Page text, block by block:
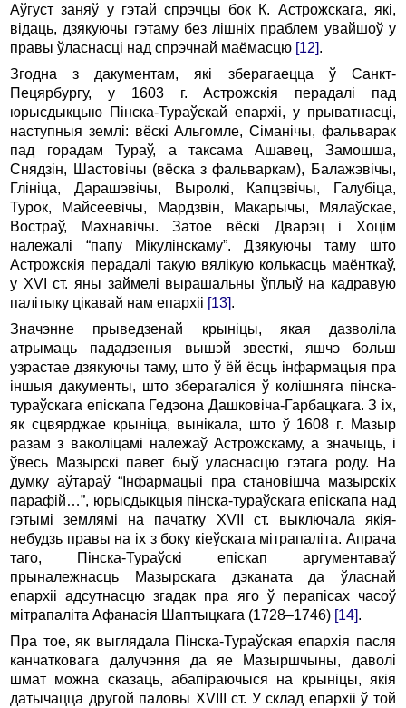
Аўгуст заняў у гэтай спрэчцы бок К. Астрожскага, які,
відаць, дзякуючы гэтаму без лішніх праблем увайшоў у
правы ўласнасці над спрэчнай маёмасцю [12].
Згодна з дакументам, які зберагаецца ў Санкт-
Пецярбургу, у 1603 г. Астрожскія перадалі пад
юрысдыкцыю Пінска-Тураўскай епархіі, у прыватнасці,
наступныя землі: вёскі Альгомле, Сіманічы, фальварак
пад горадам Тураў, а таксама Ашавец, Замошша,
Снядзін, Шастовічы (вёска з фальваркам), Балажэвічы,
Глініца, Дарашэвічы, Выролкі, Капцэвічы, Галубіца,
Турок, Майсеевічы, Мардзвін, Макарычы, Мялаўскае,
Востраў, Махнавічы. Затое вёскі Дварэц і Хоцім
належалі “папу Мікулінскаму”. Дзякуючы таму што
Астрожскія перадалі такую вялікую колькасць маёнткаў,
у XVI ст. яны займелі вырашальны ўплыў на кадравую
палітыку цікавай нам епархіі [13].
Значэнне прыведзенай крыніцы, якая дазволіла
атрымаць пададзеныя вышэй звесткі, яшчэ больш
узрастае дзякуючы таму, што ў ёй ёсць інфармацыя пра
іншыя дакументы, што зберагаліся ў колішняга пінска-
тураўскага епіскапа Гедэона Дашковіча-Гарбацкага. З іх,
як сцвярджае крыніца, вынікала, што ў 1608 г. Мазыр
разам з ваколіцамі належаў Астрожскаму, а значыць, і
ўвесь Мазырскі павет быў уласнасцю гэтага роду. На
думку аўтараў “Інфармацыі пра становішча мазырскіх
парафій…”, юрысдыкцыя пінска-тураўскага епіскапа над
гэтымі землямі на пачатку XVII ст. выключала якія-
небудзь правы на іх з боку кіеўскага мітрапаліта. Апрача
таго, Пінска-Тураўскі епіскап аргументаваў
прыналежнасць Мазырскага дэканата да ўласнай
епархіі адсутнасцю згадак пра яго ў перапісах часоў
мітрапаліта Афанасія Шаптыцкага (1728–1746) [14].
Пра тое, як выглядала Пінска-Тураўская епархія пасля
канчатковага далучэння да яе Мазыршчыны, даволі
шмат можна сказаць, абапіраючыся на крыніцы, якія
датычацца другой паловы XVIII ст. У склад епархіі ў той